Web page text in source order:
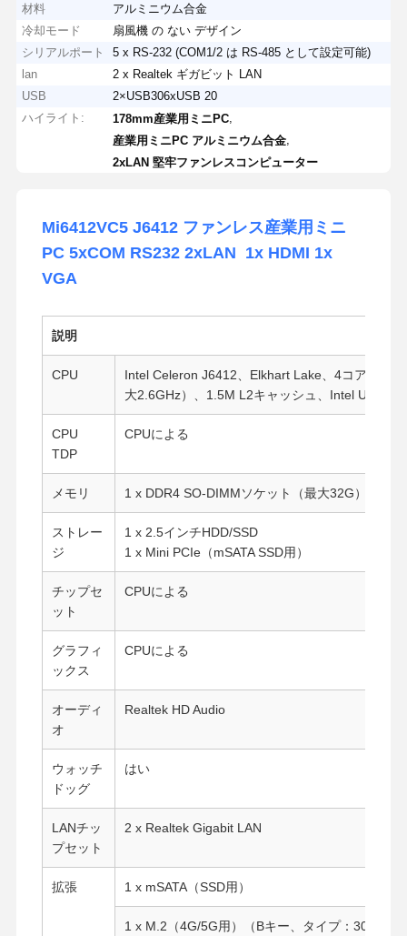
材料
アルミニウム合金
冷却モード
扇風機 の ない デザイン
シリアルポート
5 x RS-232 (COM1/2 は RS-485 として設定可能)
lan
2 x Realtek ギガビット LAN
USB
2×USB306xUSB 20
ハイライト:
178mm産業用ミニPC
産業用ミニPC アルミニウム合金
2xLAN 堅牢ファンレスコンピューター
Mi6412VC5 J6412 ファンレス産業用ミニ
PC 5xCOM RS232 2xLAN 1x HDMI 1x
VGA
説明
CPU
Intel Celeron J6412、Elkhart Lake、4コア、4ス
大2.6GHz）、1.5M L2キャッシュ、Intel UHDグ
CPU
TDP
CPUによる
メモリ 1 x DDR4 SO-DIMMソケット（最大32G）
ストレー
ジ
1 x 2.5インチHDD/SSD
1 x Mini PCIe（mSATA SSD用）
チップセ
ット
CPUによる
グラフィ
ックス
CPUによる
オーディ
オ
Realtek HD Audio
ウォッチ
ドッグ
はい
LANチッ
プセット
2 x Realtek Gigabit LAN
拡張 1 x mSATA（SSD用）
1 x M.2（4G/5G用）（Bキー、タイプ：3042/